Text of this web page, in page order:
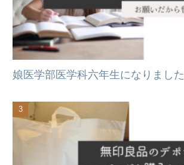
娘医学部医学科六年生になりました